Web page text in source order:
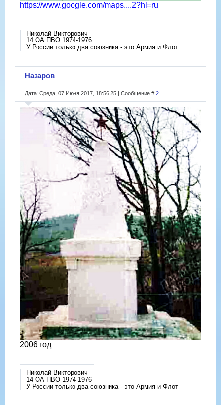
https://www.google.com/maps....2?hl=ru
Николай Викторович
14 ОА ПВО 1974-1976
У России только два союзника - это Армия и Флот
Назаров
Дата: Среда, 07 Июня 2017, 18:56:25 | Сообщение # 2
2006 год
Николай Викторович
14 ОА ПВО 1974-1976
У России только два союзника - это Армия и Флот